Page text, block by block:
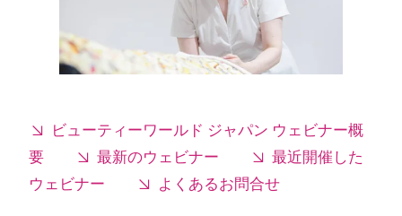
ビューティーワールド ジャパン ウェビナー概
要
最新のウェビナー
最近開催した
ウェビナー
よくあるお問合せ